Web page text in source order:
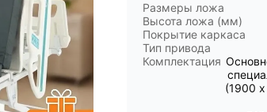
Размеры ложа
Высота ложа (мм)
Покрытие каркаса
Тип привода
Комплектация
(1900